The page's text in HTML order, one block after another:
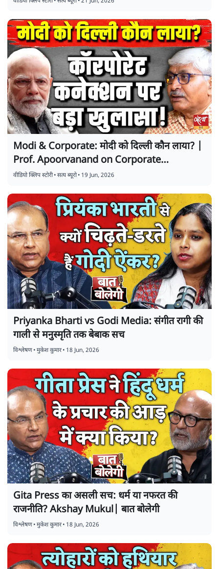
Modi & Corporate: मोदी को दिल्ली कौन लाया? |
Prof. Apoorvanand on Corporate
Connection | Baat Bolegi
वीडियो क्लिप स्टोरी•सत्य ब्यूरो• 19 Jun, 2026
Priyanka Bharti vs Godi Media: संगीत रागी की
गाली से मनुस्मृति तक बेबाक सच
विश्लेषण•मुकेश कुमार• 18 Jun, 2026
Gita Press का असली सच: धर्म या नफरत की
राजनीति? Akshay Mukul| बात बोलेगी
विश्लेषण•मुकेश कुमार• 18 Jun, 2026